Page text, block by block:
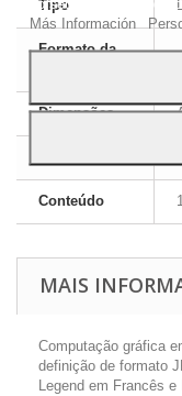
Tipo
Formato da
Dimensões
Conteúdo
MAIS
Computação gráfica
definição de formato
Legend em Francês e
Más Información